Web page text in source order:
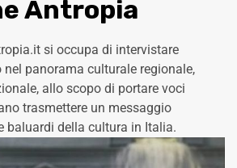
Antropia
si occupa di intervistare
panorama culturale regionale,
allo scopo di portare voci
trasmettere un messaggio
baluardi della cultura in Italia.